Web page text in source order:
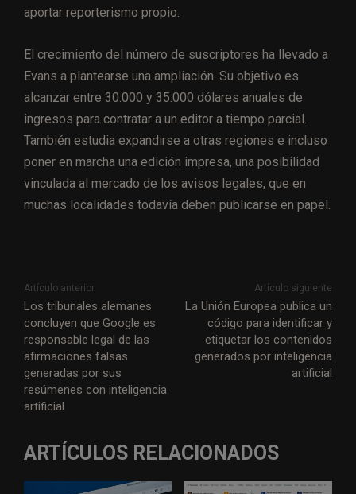
aportar reporterismo propio.
El crecimiento del número de suscriptores ha llevado a
Evans a plantearse una ampliación. Su objetivo es
alcanzar entre 30.000 y 35.000 dólares anuales de
ingresos para contratar a un editor a tiempo parcial.
También estudia expandirse a otras regiones e incluso
poner en marcha una edición impresa, una posibilidad
vinculada al mercado de los avisos legales, que en
muchas localidades todavía deben publicarse en papel.
Artículo anterior
Los tribunales alemanes
concluyen que Google es
responsable legal de las
afirmaciones falsas
generadas por sus
resúmenes con inteligencia
artificial
Artículo siguiente
La Unión Europea publica un
código para identificar y
etiquetar los contenidos
generados por inteligencia
artificial
ARTÍCULOS RELACIONADOS